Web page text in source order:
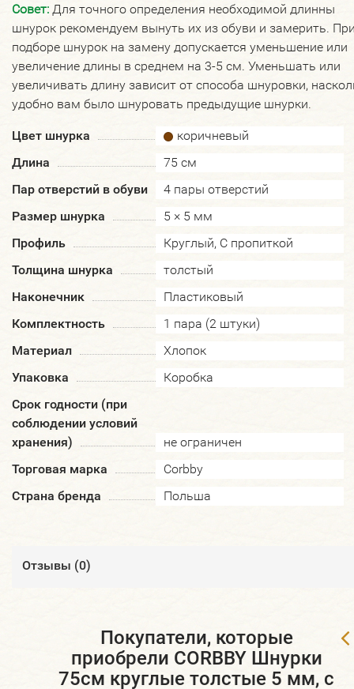
Совет: Для точного определения необходимой длинны
шнурок рекомендуем вынуть их из обуви и замерить.
подборе шнурок на замену допускается уменьшение или
увеличение длины в среднем на 3-5 см. Уменьшать или
увеличивать длину зависит от способа шнуровки,
удобно вам было шнуровать предыдущие шнурки.
Цвет шнурка
коричневый
Длина
75 см
Пар отверстий в обуви
4 пары отверстий
Размер шнурка
5 × 5 мм
Профиль
Круглый, С пропиткой
Толщина шнурка
толстый
Наконечник
Пластиковый
Комплектность
1 пара (2 штуки)
Материал
Хлопок
Упаковка
Коробка
Срок годности (при
соблюдении условий
хранения)
не ограничен
Торговая марка
Corbby
Страна бренда
Польша
Отзывы (0)
Покупатели, которые
приобрели CORBBY Шнурки
75см круглые толстые 5 мм, с